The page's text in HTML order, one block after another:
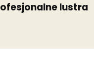
lustra